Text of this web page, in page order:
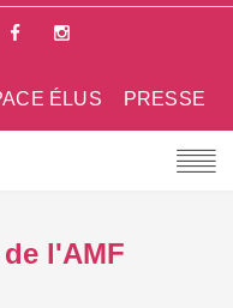
PRESSE
ÉLUS
l'AMF